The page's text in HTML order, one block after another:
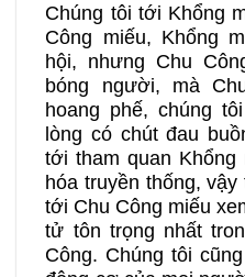
Chúng tôi tới Khổng
Công miếu, Khổng
hội, nhưng Chu
bóng người, mà
hoang phế, chúng
lòng có chút đau
tới tham quan
hóa truyền thống,
tới Chu Công miếu
tử tôn trọng nhất
Công. Chúng tôi